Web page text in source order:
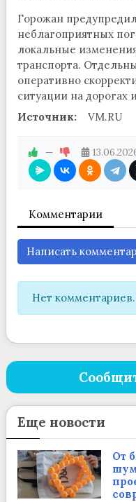
Горожан
неблагоприятных
локальные
транспорта.
оперативно
ситуации на дорогах
Источник:
VM.RU
—
Комментарии
Написать
Нет
Еще новости
От